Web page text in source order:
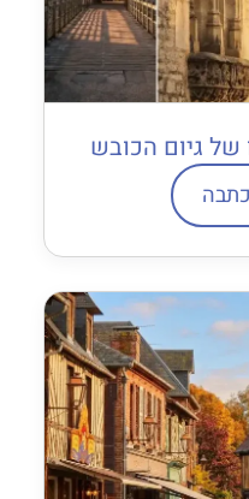
של גיום הכובש